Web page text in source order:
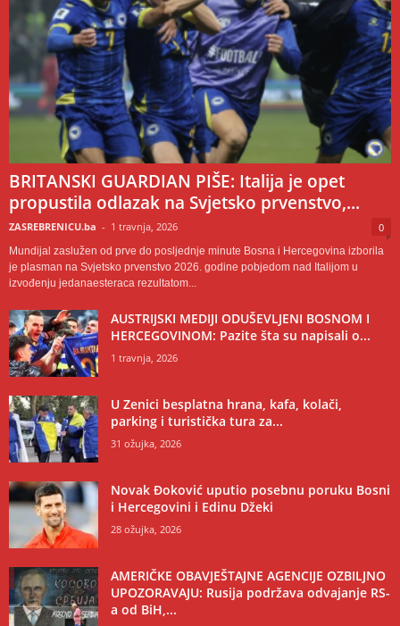
BRITANSKI GUARDIAN PIŠE: Italija je opet
propustila odlazak na Svjetsko prvenstvo,...
ZASREBRENICU.ba - 1 travnja, 2026 0
Mundijal zaslužen od prve do posljednje minute Bosna i Hercegovina izborila
je plasman na Svjetsko prvenstvo 2026. godine pobjedom nad Italijom u
izvođenju jedanaesteraca rezultatom...
AUSTRIJSKI MEDIJI ODUŠEVLJENI BOSNOM I
HERCEGOVINOM: Pazite šta su napisali o...
1 travnja, 2026
U Zenici besplatna hrana, kafa, kolači,
parking i turistička tura za...
31 ožujka, 2026
Novak Đoković uputio posebnu poruku Bosni
i Hercegovini i Edinu Džeki
28 ožujka, 2026
AMERIČKE OBAVJEŠTAJNE AGENCIJE OZBILJNO
UPOZORAVAJU: Rusija podržava odvajanje RS-
a od BiH,...